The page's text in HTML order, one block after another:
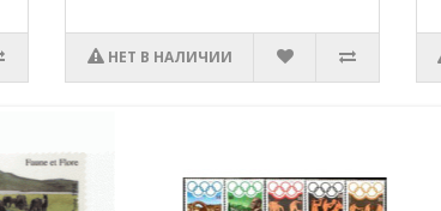
НЕТ В НАЛИЧИИ